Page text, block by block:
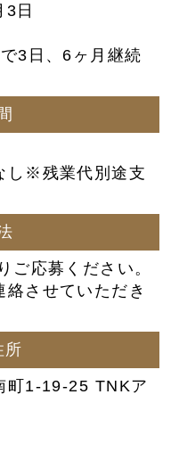
日
3日、6ヶ月継続
し※残業代別途支
ご応募ください。
させていただき
所
町1-19-25 TNKア